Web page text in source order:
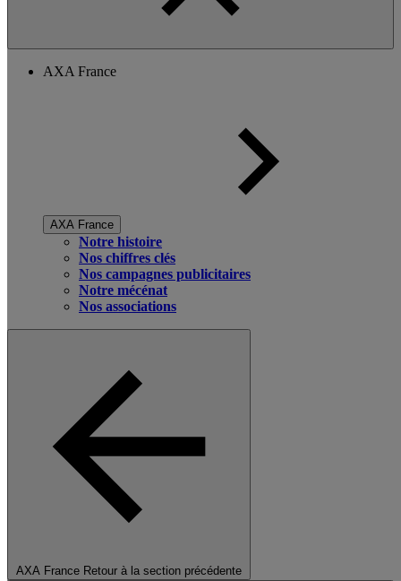
AXA France
AXA France
Notre histoire
Nos chiffres clés
Nos campagnes publicitaires
Notre mécénat
Nos associations
AXA France Retour à la section précédente